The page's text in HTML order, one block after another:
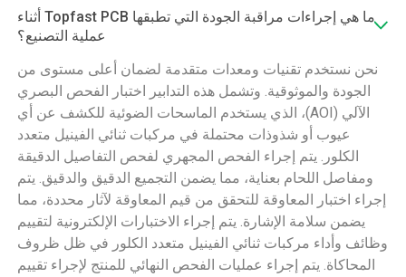
ما هي إجراءات مراقبة الجودة التي تطبقها Topfast PCB أثناء
عملية التصنيع؟
نحن نستخدم تقنيات ومعدات متقدمة لضمان أعلى مستوى من
الجودة والموثوقية. وتشمل هذه التدابير اختبار الفحص البصري
الآلي (AOI)، الذي يستخدم الماسحات الضوئية للكشف عن أي
عيوب أو شذوذات محتملة في مركبات ثنائي الفينيل متعدد
الكلور. يتم إجراء الفحص المجهري لفحص التفاصيل الدقيقة
ومفاصل اللحام بعناية، مما يضمن التجميع الدقيق والدقيق. يتم
إجراء اختبار المعاوقة للتحقق من قيم المعاوقة لآثار محددة، مما
يضمن سلامة الإشارة. يتم إجراء الاختبارات الإلكترونية لتقييم
وظائف وأداء مركبات ثنائي الفينيل متعدد الكلور في ظل ظروف
المحاكاة. يتم إجراء عمليات الفحص النهائي للمنتج لإجراء تقييم